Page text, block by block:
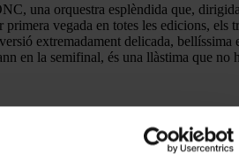
una orquestra esplèndida que,
vegada en totes les edicions, els
extremadament delicada, bellíssima
en la semifinal, és una llàstima que no